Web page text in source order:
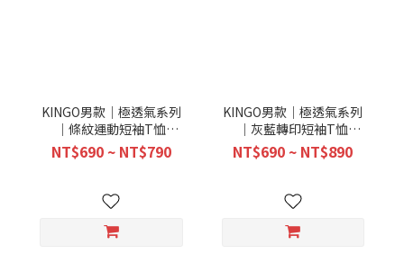
KINGO男款｜極透氣系列
｜條紋運動短袖T恤
611610
NT$690 ~ NT$790
KINGO男款｜極透氣系列
｜灰藍轉印短袖T恤
611603
NT$690 ~ NT$890